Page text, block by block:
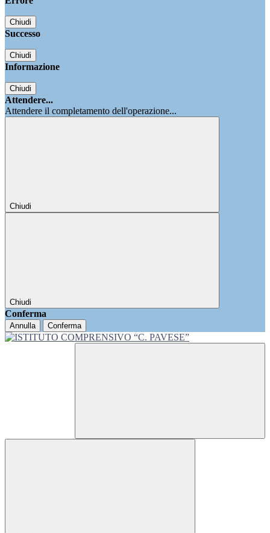
Chiudi
Successo
Chiudi
Informazione
Chiudi
Attendere...
Attendere il completamento dell'operazione...
Chiudi
Chiudi
Conferma
Annulla Conferma